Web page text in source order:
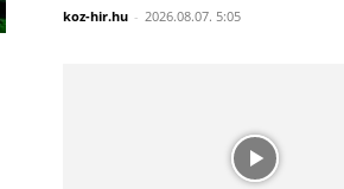
koz-hir.hu - 2026.08.07. 5:05